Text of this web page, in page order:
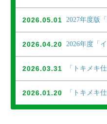
2026.05.01 2027年度版
2026.04.20 2026年度「
2026.03.31 「トキメキ
2026.01.20 「トキメキ